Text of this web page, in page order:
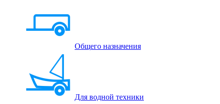
Общего назначения
Для водной техники